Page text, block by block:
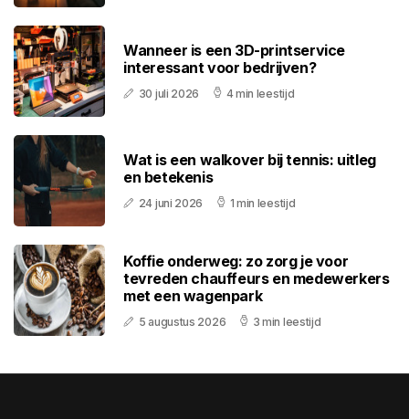
Wanneer is een 3D-printservice
interessant voor bedrijven?
30 juli 2026 4 min leestijd
Wat is een walkover bij tennis: uitleg
en betekenis
24 juni 2026 1 min leestijd
Koffie onderweg: zo zorg je voor
tevreden chauffeurs en medewerkers
met een wagenpark
5 augustus 2026 3 min leestijd